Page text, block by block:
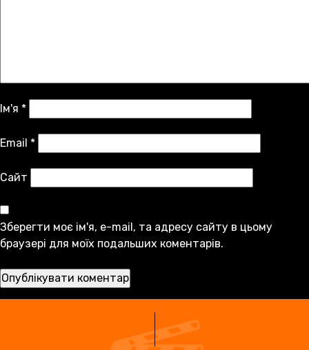
Ім'я *
Email *
Сайт
Зберегти моє ім'я, e-mail, та адресу сайту в цьому
браузері для моїх подальших коментарів.